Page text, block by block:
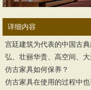
详细内容
宫廷建筑为代表的中国古
弘、壮丽华贵、高空间、
仿古家具如何保养？
仿古家具在使用的过程中